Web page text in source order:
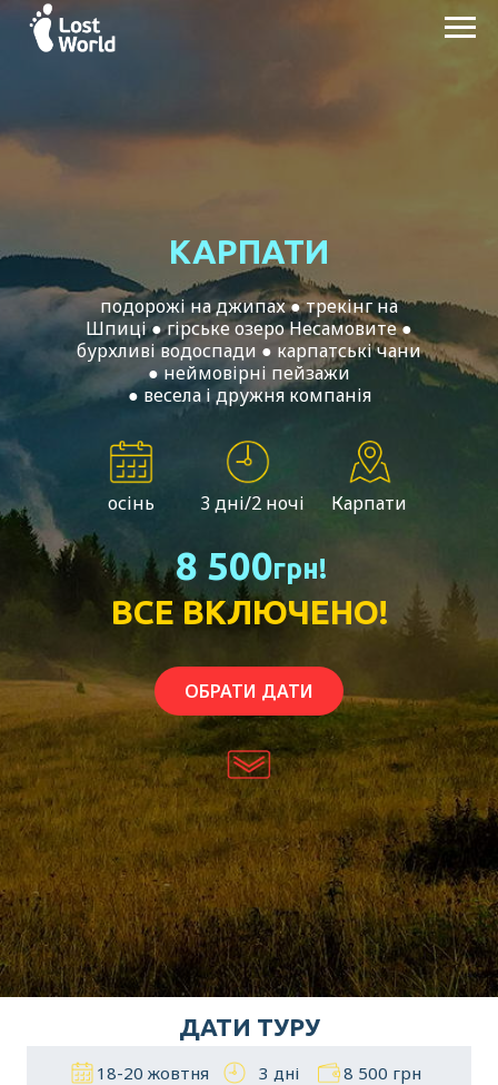
КАРПАТИ
подорожі на джипах ● трекінг на
Шпиці ● гірське озеро Несамовите ●
бурхливі водоспади ● карпатські чани
● неймовірні пейзажи
● весела і дружня компанія
ОБРАТИ ДАТИ
осінь Карпати
8 500грн!
3 дні/2 ночі
ВСЕ ВКЛЮЧЕНО!
ДАТИ ТУРУ
18-20 жовтня 8 500 грн
3 дні